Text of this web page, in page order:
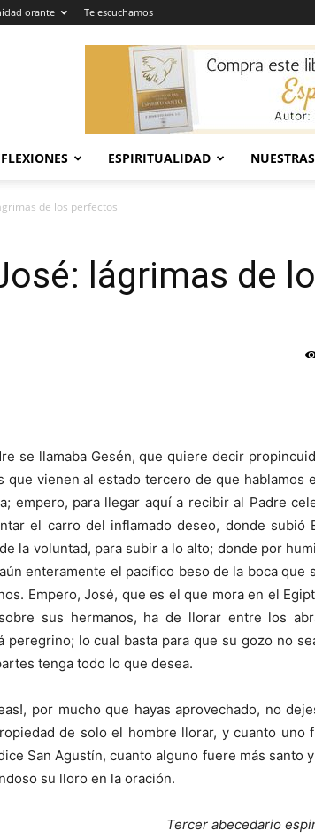
orante Te escuchamos
ESPIRITUALIDAD
de los perfectos
lágrimas de
se llamaba Gesén, que quiere decir
vienen al estado tercero de que hablamos
empero, para llegar aquí a recibir al Padre
el carro del inflamado deseo, donde subió
la voluntad, para subir a lo alto; donde por
enteramente el pacífico beso de la boca que
Empero, José, que es el que mora en el
sus hermanos, ha de llorar entre los
lo cual basta para que su gozo no
tenga todo lo que desea.
por mucho que hayas aprovechado, no
de solo el hombre llorar, y cuanto uno
San Agustín, cuanto alguno fuere más santo
su lloro en la oración.
Tercer abecedario